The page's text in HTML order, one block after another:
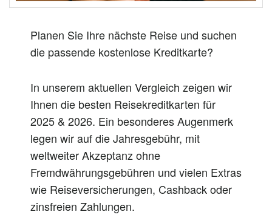
Planen Sie Ihre nächste Reise und suchen
die passende kostenlose Kreditkarte?
In unserem aktuellen Vergleich zeigen wir
Ihnen die besten Reisekreditkarten für
2025 & 2026. Ein besonderes Augenmerk
legen wir auf dieJahresgebühr, mit
weltweiter Akzeptanz ohne
Fremdwährungsgebühren und vielen Extras
wie Reiseversicherungen, Cashback oder
zinsfreien Zahlungen.